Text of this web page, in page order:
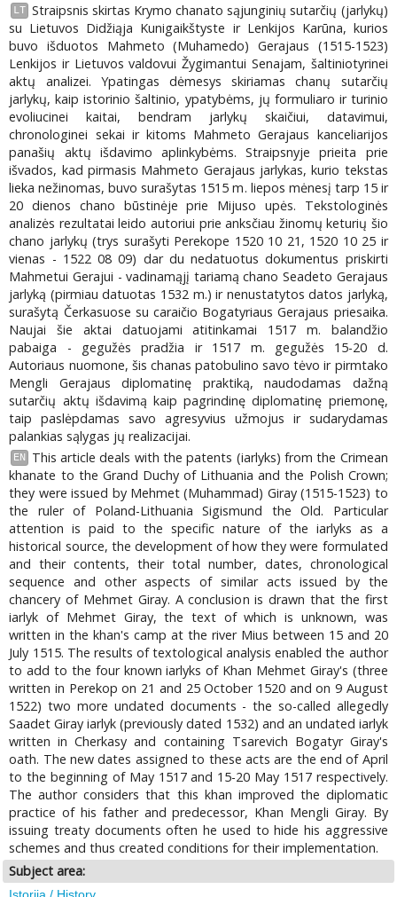
LT Straipsnis skirtas Krymo chanato sąjunginių sutarčių (jarlykų)
su Lietuvos Didžiąja Kunigaikštyste ir Lenkijos Karūna, kurios
buvo išduotos Mahmeto (Muhamedo) Gerajaus (1515-1523)
Lenkijos ir Lietuvos valdovui Žygimantui Senajam, šaltiniotyrinei
aktų analizei. Ypatingas dėmesys skiriamas chanų sutarčių
jarlykų, kaip istorinio šaltinio, ypatybėms, jų formuliaro ir turinio
evoliucinei kaitai, bendram jarlykų skaičiui, datavimui,
chronologinei sekai ir kitoms Mahmeto Gerajaus kanceliarijos
panašių aktų išdavimo aplinkybėms. Straipsnyje prieita prie
išvados, kad pirmasis Mahmeto Gerajaus jarlykas, kurio tekstas
lieka nežinomas, buvo surašytas 1515 m. liepos mėnesį tarp 15 ir
20 dienos chano būstinėje prie Mijuso upės. Tekstologinės
analizės rezultatai leido autoriui prie anksčiau žinomų keturių šio
chano jarlykų (trys surašyti Perekope 1520 10 21, 1520 10 25 ir
vienas - 1522 08 09) dar du nedatuotus dokumentus priskirti
Mahmetui Gerajui - vadinamąjį tariamą chano Seadeto Gerajaus
jarlyką (pirmiau datuotas 1532 m.) ir nenustatytos datos jarlyką,
surašytą Čerkasuose su caraičio Bogatyriaus Gerajaus priesaika.
Naujai šie aktai datuojami atitinkamai 1517 m. balandžio
pabaiga - gegužės pradžia ir 1517 m. gegužės 15-20 d.
Autoriaus nuomone, šis chanas patobulino savo tėvo ir pirmtako
Mengli Gerajaus diplomatinę praktiką, naudodamas dažną
sutarčių aktų išdavimą kaip pagrindinę diplomatinę priemonę,
taip paslėpdamas savo agresyvius užmojus ir sudarydamas
palankias sąlygas jų realizacijai.
EN
This article deals with the patents (iarlyks) from the Crimean
khanate to the Grand Duchy of Lithuania and the Polish Crown;
they were issued by Mehmet (Muhammad) Giray (1515-1523) to
the ruler of Poland-Lithuania Sigismund the Old. Particular
attention is paid to the specific nature of the iarlyks as a
historical source, the development of how they were formulated
and their contents, their total number, dates, chronological
sequence and other aspects of similar acts issued by the
chancery of Mehmet Giray. A conclusion is drawn that the first
iarlyk of Mehmet Giray, the text of which is unknown, was
written in the khan's camp at the river Mius between 15 and 20
July 1515. The results of textological analysis enabled the author
to add to the four known iarlyks of Khan Mehmet Giray's (three
written in Perekop on 21 and 25 October 1520 and on 9 August
1522) two more undated documents - the so-called allegedly
Saadet Giray iarlyk (previously dated 1532) and an undated iarlyk
written in Cherkasy and containing Tsarevich Bogatyr Giray's
oath. The new dates assigned to these acts are the end of April
to the beginning of May 1517 and 15-20 May 1517 respectively.
The author considers that this khan improved the diplomatic
practice of his father and predecessor, Khan Mengli Giray. By
issuing treaty documents often he used to hide his aggressive
schemes and thus created conditions for their implementation.
Subject area:
Istorija / History